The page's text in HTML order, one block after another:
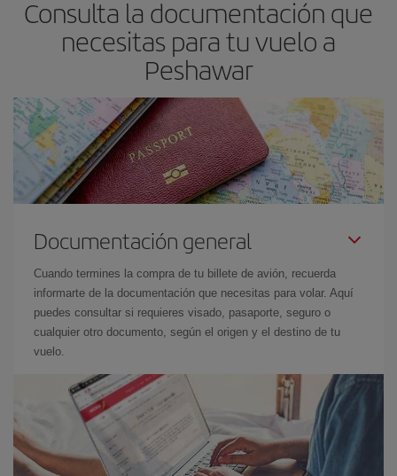
Consulta la documentación que
necesitas para tu vuelo a
Peshawar
Documentación general
Cuando termines la compra de tu billete de avión, recuerda
informarte de la documentación que necesitas para volar. Aquí
puedes consultar si requieres visado, pasaporte, seguro o
cualquier otro documento, según el origen y el destino de tu
vuelo.